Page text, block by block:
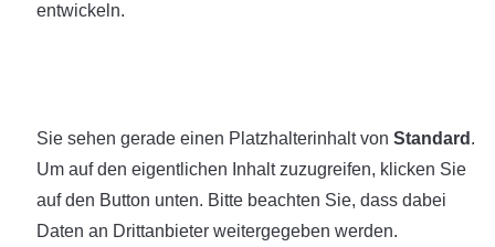
entwickeln.
Sie sehen gerade einen Platzhalterinhalt von Standard .
Um auf den eigentlichen Inhalt zuzugreifen, klicken Sie
auf den Button unten. Bitte beachten Sie, dass dabei
Daten an Drittanbieter weitergegeben werden.